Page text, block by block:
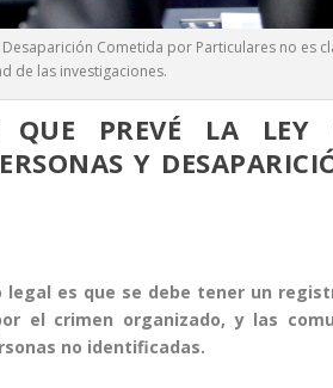
Cometida por Particulares no es
de las investigaciones.
QUE PREVÉ LA LEY
Y
es que se debe tener un
el crimen organizado, y las
no identificadas.